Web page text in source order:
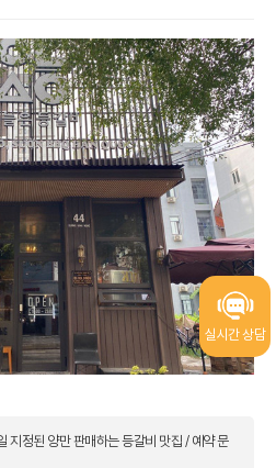
지정된 양만 판매하는 등갈비 맛집 / 예약 문
실시간 상담